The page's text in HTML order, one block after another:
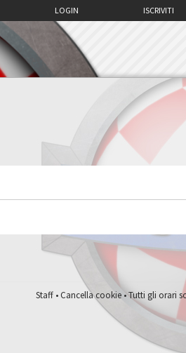
ISCRIVITI
LOGIN
Staff•Cancella cookie• Tutti gli orari